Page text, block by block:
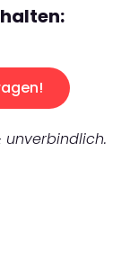
unverbindlich.